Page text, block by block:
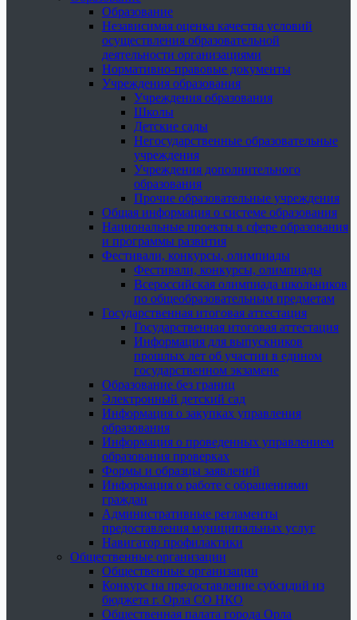
Образование
Независимая оценка качества условий
осуществления образовательной
деятельности организациями
Нормативно-правовые документы
Учреждения образования
Учреждения образования
Школы
Детские сады
Негосударственные образовательные
учреждения
Учреждения дополнительного
образования
Прочие образовательные учреждения
Общая информация о системе образования
Национальные проекты в сфере образования
и программы развития
Фестивали, конкурсы, олимпиады
Фестивали, конкурсы, олимпиады
Всероссийская олимпиада школьников
по общеобразовательным предметам
Государственная итоговая аттестация
Государственная итоговая аттестация
Информация для выпускников
прошлых лет об участии в едином
государственном экзамене
Образование без границ
Электронный детский сад
Информация о закупках управления
образования
Информация о проведенных управлением
образования проверках
Формы и образцы заявлений
Информация о работе с обращениями
граждан
Административные регламенты
предоставления муниципальных услуг
Навигатор профилактики
Общественные организации
Общественные организации
Конкурс на предоставление субсидий из
бюджета г. Орла СО НКО
Общественная палата города Орла